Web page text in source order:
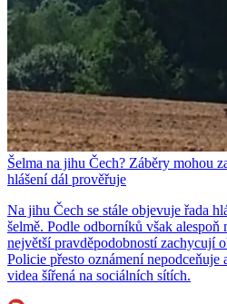
Šelma na jihu Čech? Záběry mohou
hlášení dál prověřuje
Na jihu Čech se stále objevuje řada
šelmě. Podle odborníků však alespoň
největší pravděpodobností zachycují
Policie přesto oznámení
videa šířená na sociálních sítích.